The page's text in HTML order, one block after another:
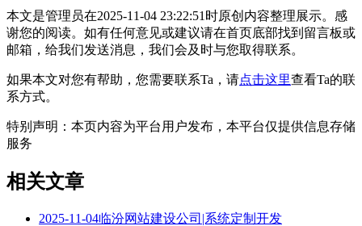
本文是管理员在2025-11-04 23:22:51时原创内容整理展示。感
谢您的阅读。如有任何意见或建议请在首页底部找到留言板或
邮箱，给我们发送消息，我们会及时与您取得联系。
如果本文对您有帮助，您需要联系Ta，请点击这里查看Ta的联
系方式。
特别声明：本页内容为平台用户发布，本平台仅提供信息存储
服务
相关文章
2025-11-04临汾网站建设公司|系统定制开发